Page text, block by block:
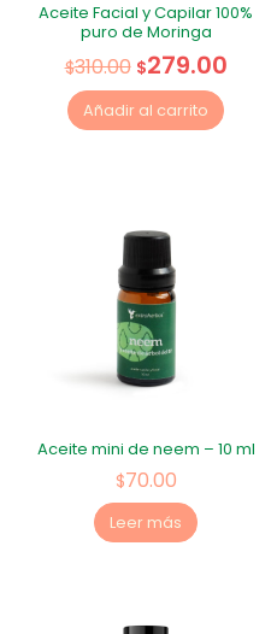
Aceite Facial y Capilar 100%
puro de Moringa
$310.00 $279.00
Añadir al carrito
Aceite mini de neem – 10 ml
$70.00
Leer más